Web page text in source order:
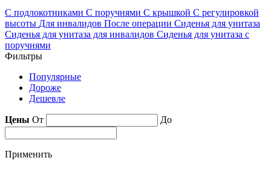
С подлокотниками С поручнями С крышкой С регулировкой
высоты Для инвалидов После операции Сиденья для унитаза
Сиденья для унитаза для инвалидов Сиденья для унитаза с
поручнями
Фильтры
Популярные
Дороже
Дешевле
Цены От До
Применить